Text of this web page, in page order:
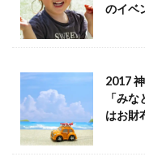
のイベ
2017
「み
はお財